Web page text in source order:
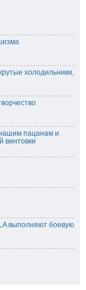
холодильники,
пацанам и
винтовки
выполняют боевую